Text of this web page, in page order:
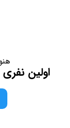
اولین